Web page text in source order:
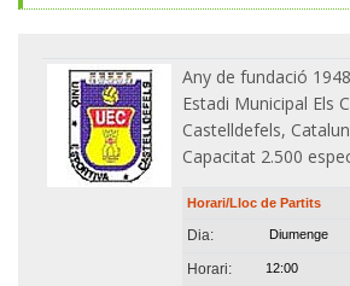
Any de fundació 1948
Estadi Municipal Els
Castelldefels,
Capacitat 2.500
Horari/Lloc de Partits
Dia: Diumenge
Horari: 12:00